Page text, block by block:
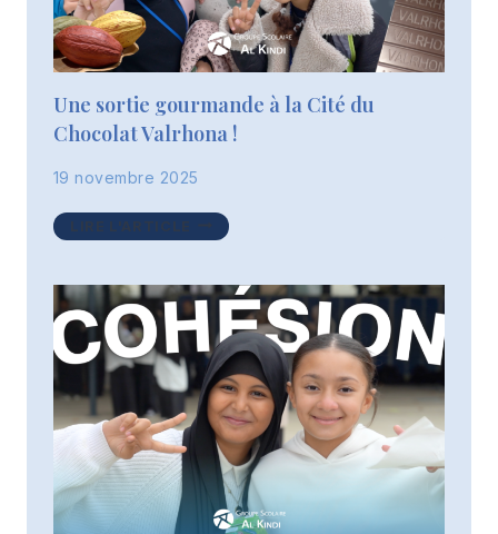
Une sortie gourmande à la Cité du
Chocolat Valrhona !
19 novembre 2025
UNE
SORTIE
À
LA
CITÉ
DU
CHOCOLAT
VALRHONA